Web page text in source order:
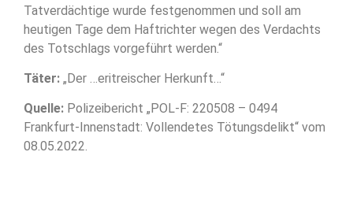
Tatverdächtige wurde festgenommen und soll am
heutigen Tage dem Haftrichter wegen des Verdachts
des Totschlags vorgeführt werden.“
Täter: „Der …eritreischer Herkunft…“
Quelle: Polizeibericht „POL-F: 220508 – 0494
Frankfurt-Innenstadt: Vollendetes Tötungsdelikt“ vom
08.05.2022.